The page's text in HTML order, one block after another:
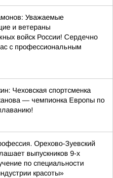
Уважаемые
и ветераны
войск России! Сердечно
с профессиональным
Чеховская спортсменка
— чемпионка Европы по
Орехово-Зуевский
выпускников 9-х
по специальности
красоты»